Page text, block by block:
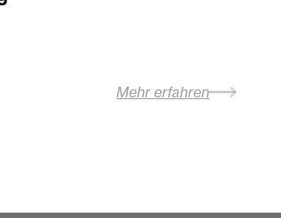
Mehr erfahren